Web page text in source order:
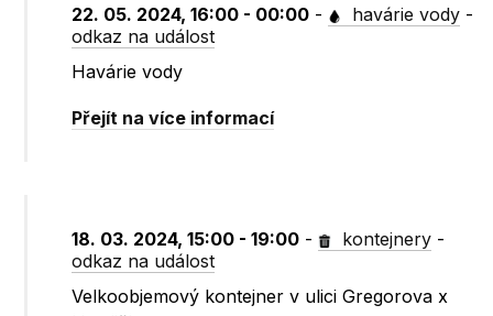
22. 05. 2024, 16:00 - 00:00 - havárie vody -
odkaz na událost
Havárie vody
Přejít na více informací
18. 03. 2024, 15:00 - 19:00 - kontejnery -
odkaz na událost
Velkoobjemový kontejner v ulici Gregorova x